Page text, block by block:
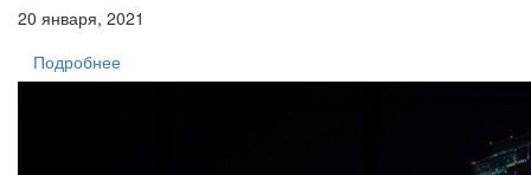
20 января, 2021
Подробнее